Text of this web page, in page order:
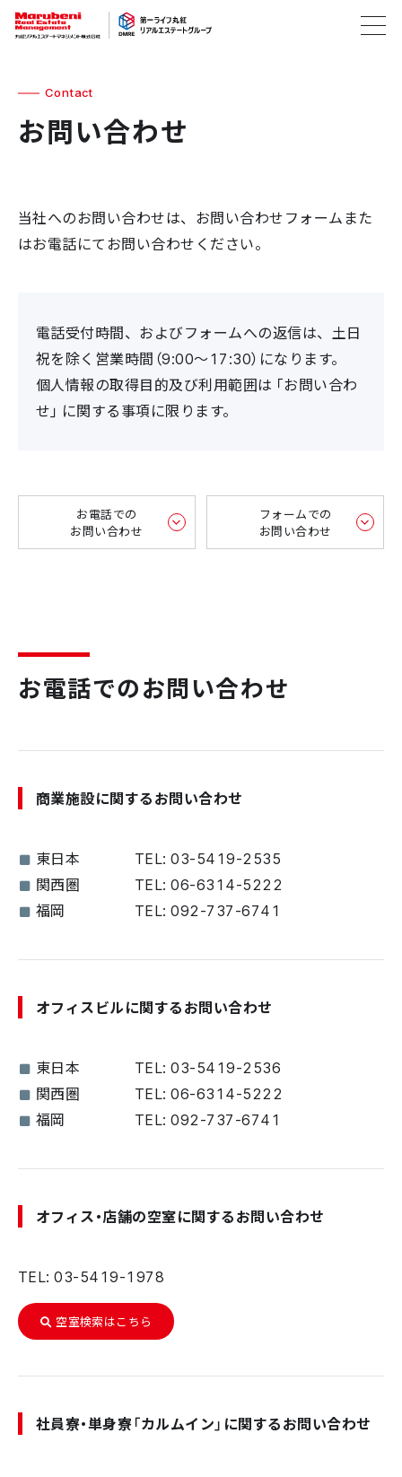
Contact
お問い合わせ
当社へのお問い合わせは、お問い合わせフォームまた
はお電話にてお問い合わせください。
電話受付時間、およびフォームへの返信は、土日
祝を除く営業時間（9:00～17:30）になります。
個人情報の取得目的及び利用範囲は「お問い合わ
せ」に関する事項に限ります。
お電話での
お問い合わせ
フォームでの
お問い合わせ
お電話でのお問い合わせ
商業施設に関するお問い合わせ
東日本
TEL: 03-5419-2535
関西圏
TEL: 06-6314-5222
福岡
TEL: 092-737-6741
オフィスビルに関するお問い合わせ
東日本
TEL: 03-5419-2536
関西圏
TEL: 06-6314-5222
福岡
TEL: 092-737-6741
オフィス・店舗の空室に関するお問い合わせ
TEL: 03-5419-1978
空室検索はこちら
社員寮・単身寮「カルムイン」に関するお問い合わせ